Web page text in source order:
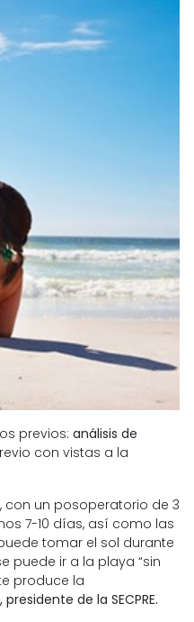
previos: análisis de
con vistas a la
con un posoperatorio de 3
7-10 días, así como las
tomar el sol durante
puede ir a la playa “sin
produce la
presidente de la SECPRE.
bálsamos de CBD
han convertido en
productos de
más buscados